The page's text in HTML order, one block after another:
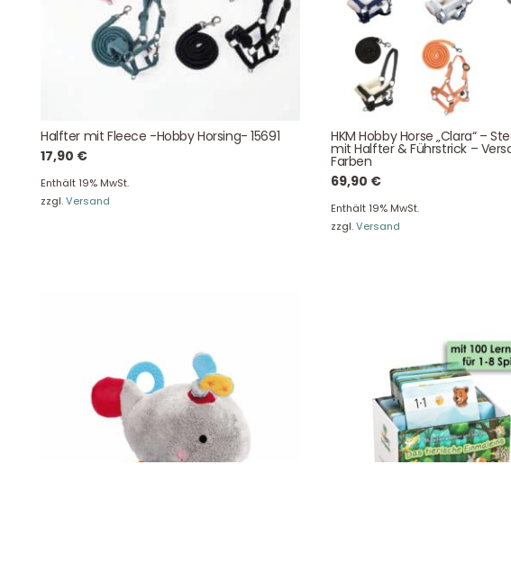
Halfter mit Fleece -Hobby Horsing- 15691
17,90 €
Enthält 19% MwSt.
zzgl.Versand
HKM Hobby Horse „Clara“ –
mit Halfter & Führstrick –
Farben
69,90 €
Enthält 19% MwSt.
zzgl.Versand
Kontaktdaten
42781 Haan
E-Mail: info@hollyclaire.de
Unser Service
Über uns
Unser Blog
Unsere
Verträge hier
Datenschutz
© Holly & Claire